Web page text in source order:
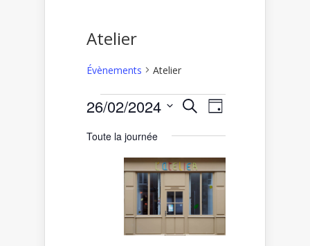
Atelier
Évènements Atelier
Évènements
for
février
Recherche
navigation
de
vues
Évènements
RechercheNavigation
de
vues
Jour
26/02/2024
une
date.
Toute la journée